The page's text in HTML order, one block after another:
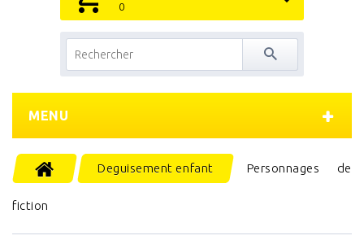
0
MENU
Deguisement enfant Personnages de
fiction